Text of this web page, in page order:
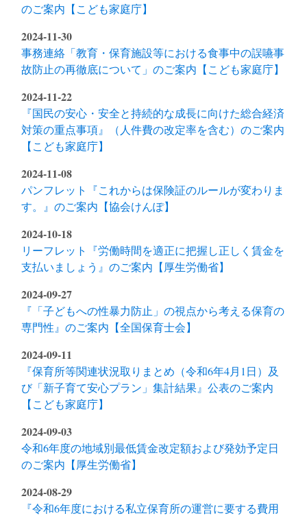
のご案内【こども家庭庁】
2024-11-30
事務連絡「教育・保育施設等における食事中の誤嚥事
故防止の再徹底について」のご案内【こども家庭庁】
2024-11-22
『国民の安心・安全と持続的な成長に向けた総合経済
対策の重点事項』（人件費の改定率を含む）のご案内
【こども家庭庁】
2024-11-08
パンフレット『これからは保険証のルールが変わりま
す。』のご案内【協会けんぽ】
2024-10-18
リーフレット『労働時間を適正に把握し正しく賃金を
支払いましょう』のご案内【厚生労働省】
2024-09-27
『「子どもへの性暴力防止」の視点から考える保育の
専門性』のご案内【全国保育士会】
2024-09-11
『保育所等関連状況取りまとめ（令和6年4月1日）及
び「新子育て安心プラン」集計結果』公表のご案内
【こども家庭庁】
2024-09-03
令和6年度の地域別最低賃金改定額および発効予定日
のご案内【厚生労働省】
2024-08-29
『令和6年度における私立保育所の運営に要する費用